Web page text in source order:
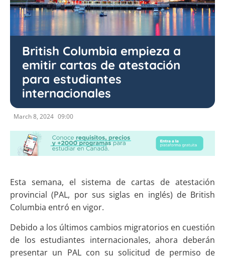
British Columbia empieza a
emitir cartas de atestación
para estudiantes
internacionales
March 8, 2024 09:00
Esta semana, el sistema de cartas de atestación
provincial (PAL, por sus siglas en inglés) de British
Columbia entró en vigor.
Debido a los últimos cambios migratorios en cuestión
de los estudiantes internacionales, ahora deberán
presentar un PAL con su solicitud de permiso de